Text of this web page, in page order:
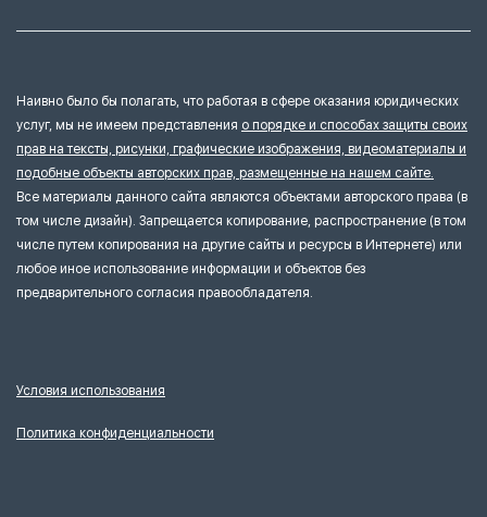
Наивно было бы полагать, что работая в сфере оказания юридических
услуг, мы не имеем представления о порядке и способах защиты своих
прав на тексты, рисунки, графические изображения, видеоматериалы и
подобные объекты авторских прав, размещенные на нашем сайте.
Все материалы данного сайта являются объектами авторского права (в
том числе дизайн). Запрещается копирование, распространение (в том
числе путем копирования на другие сайты и ресурсы в Интернете) или
любое иное использование информации и объектов без
предварительного согласия правообладателя.
Условия использования
Политика конфиденциальности